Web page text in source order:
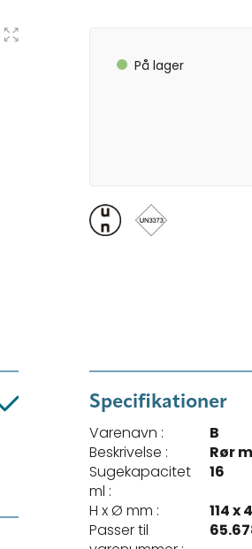
På lager
Specifikationer
Varenavn :
B
Beskrivelse :
Rør
Sugekapacitet
ml :
16
H x Ø mm :
114 x
Passer til